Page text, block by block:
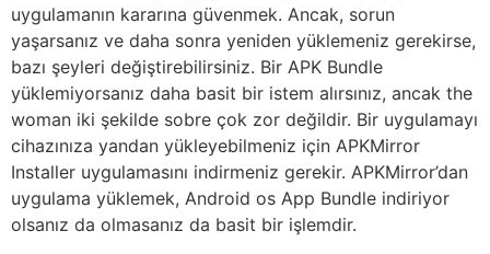
uygulamanın kararına güvenmek. Ancak, sorun
yaşarsanız ve daha sonra yeniden yüklemeniz gerekirse,
bazı şeyleri değiştirebilirsiniz. Bir APK Bundle
yüklemiyorsanız daha basit bir istem alırsınız, ancak the
woman iki şekilde sobre çok zor değildir. Bir uygulamayı
cihazınıza yandan yükleyebilmeniz için APKMirror
Installer uygulamasını indirmeniz gerekir. APKMirror’dan
uygulama yüklemek, Android os App Bundle indiriyor
olsanız da olmasanız da basit bir işlemdir.